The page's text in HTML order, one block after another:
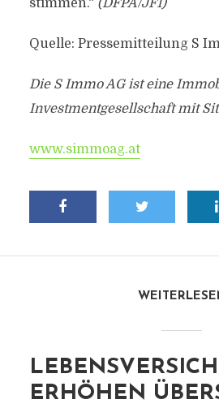
stimmen.“ (DFPA/JF1)
Quelle: Pressemitteilung S
Die S Immo AG ist eine
Investmentgesellschaft mit
www.simmoag.at
ERHÖHEN